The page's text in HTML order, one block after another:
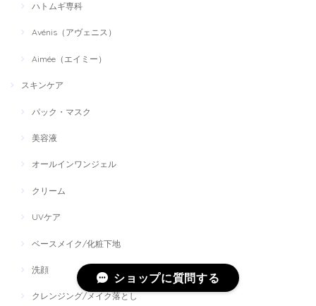
ハトムギ専科
Avénis（アヴェニス）
Aimée（エイミー）
スキンケア
パック・マスク
美容液
オールインワンジェル
クリーム
UVケア
ベースメイク/化粧下地
洗顔
クレンジング/メイク落とし
ショップに質問する